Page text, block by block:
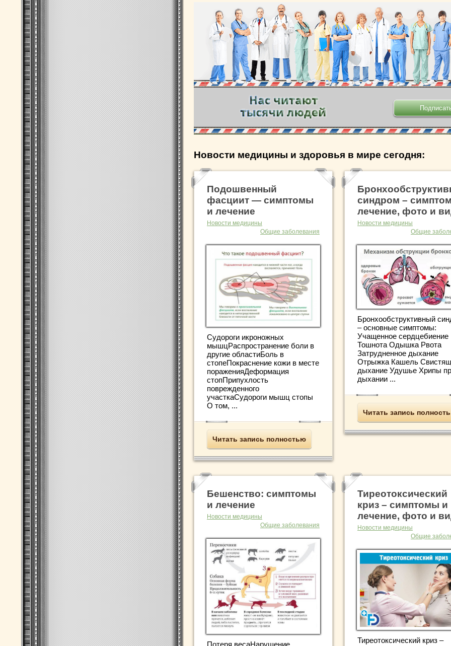
.
Новости медицины и здоровья в мире сегодня:
Подошвенный
фасциит — симптомы
и лечение
Новости медицины
Общие заболевания
Судороги икроножных
мышцРаспространение боли в
другие областиБоль в
стопеПокраснение кожи в месте
пораженияДеформация
стопПрипухлость
поврежденного
участкаСудороги мышц стопы
О том, ...
Читать запись полностью
синдром –
лечение, фото и
Новости медицины
Общие
Бронхообструктивный
– основные симптомы:
Учащенное сердцебиение
Тошнота Одышка Рвота
Затрудненное дыхание
Отрыжка Кашель
дыхание Удушье Хрипы
дыхании ...
Читать запись
Бешенство: симптомы
и лечение
Новости медицины
Общие заболевания
Тиреотоксический
криз – симптомы и
лечение, фото и
Новости медицины
Общие
Тиреотоксический криз –